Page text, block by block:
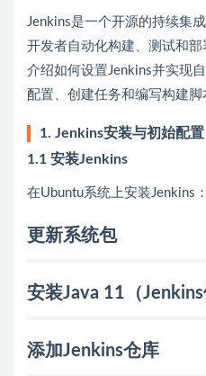
Jenkins是一个开源的持续集
开发者自动化构建、测试和
介绍如何设置Jenkins并实现
配置、创建任务和编写构建脚
1. Jenkins安装与初始配置
1.1 安装Jenkins
在Ubuntu系统上安装Jenkins：
更新系统包
安装Java 11（Jenkins
添加Jenkins仓库